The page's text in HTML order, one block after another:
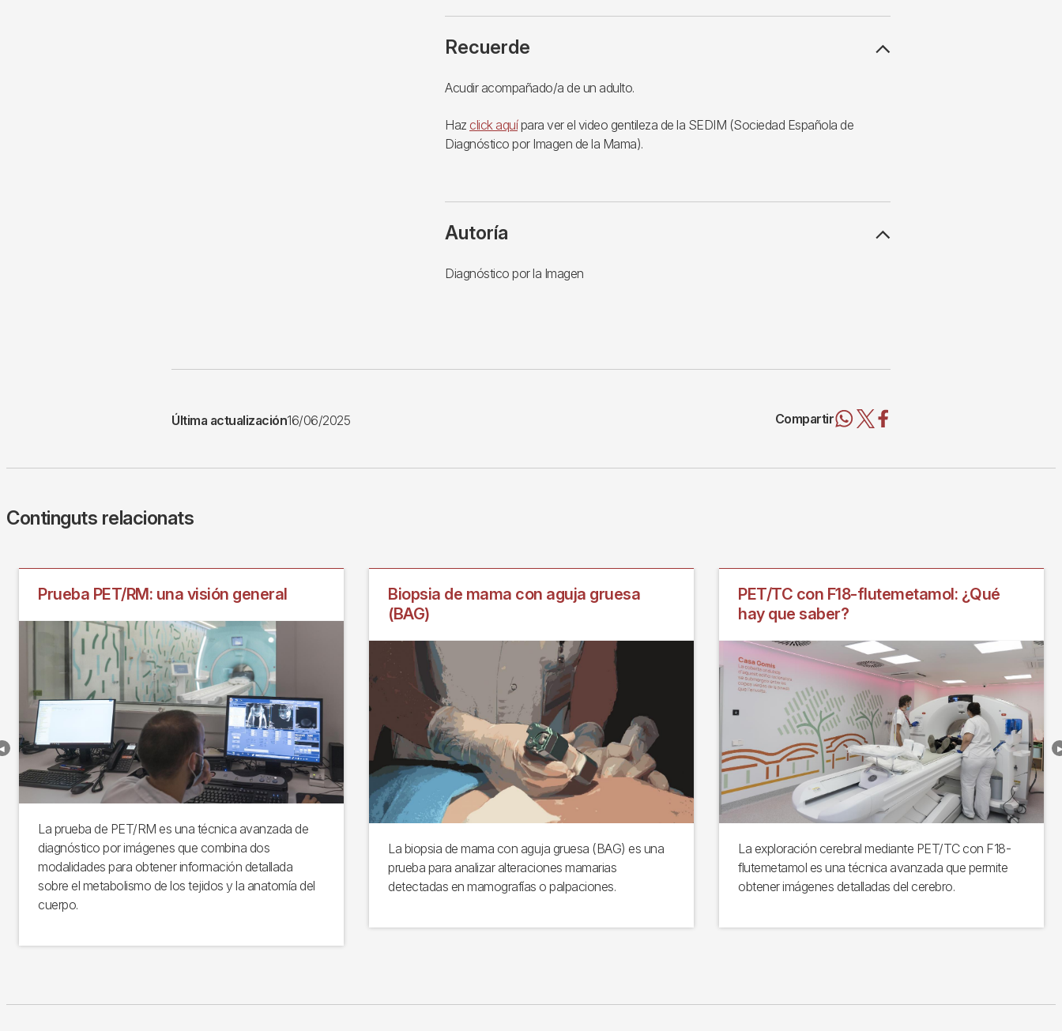
Recuerde
Acudir acompañado/a de un adulto.
Haz click aquípara ver el video gentileza de la SEDIM (Sociedad Española de
Diagnóstico por Imagen de la Mama).
Autoría
Diagnóstico por la Imagen
Última actualización16/06/2025 Compartir
Continguts relacionats
Prueba PET/RM: una visión general
La prueba de PET/RM es una técnica avanzada de
diagnóstico por imágenes que combina dos
modalidades para obtener información detallada
sobre el metabolismo de los tejidos y la anatomía del
cuerpo.
Biopsia de mama con aguja gruesa
(BAG)
La biopsia de mama con aguja gruesa (BAG) es una
prueba para analizar alteraciones mamarias
detectadas en mamografías o palpaciones.
PET/TC con F18-flutemetamol: ¿Qué
hay que saber?
La exploración cerebral mediante PET/TC con F18-
flutemetamol es una técnica avanzada que permite
obtener imágenes detalladas del cerebro.